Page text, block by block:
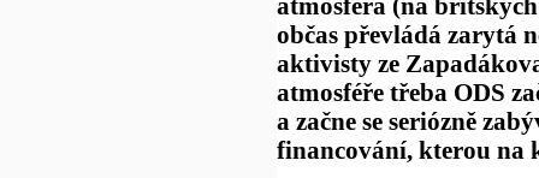
občas převládá zarytá
aktivisty ze
atmosféře třeba ODS
a začne se seriózně
financování, kterou na